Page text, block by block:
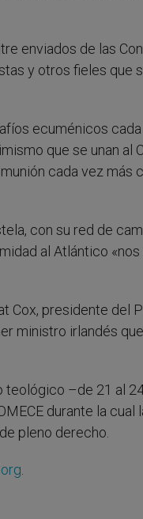
enviados de las
y otros fieles que
ecuménicos
que se unan
cada vez
con su red de
al Atlántico
Cox, presidente del
ministro irlandés
teológico –de 21 al
durante la
pleno derecho.
.